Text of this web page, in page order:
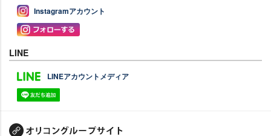
Instagramアカウント
LINE
LINEアカウントメディア